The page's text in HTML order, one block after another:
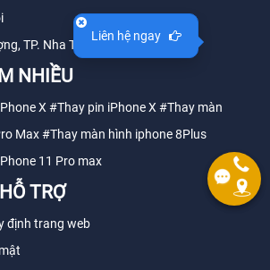
TP. Nha Trang, Tỉnh Khánh Hòa
NHIỀU
X#Thay pin iPhone X#Thay màn
Max#Thay màn hình iphone 8Plus
11 Pro max
TRỢ
định trang web
Liên hệ ngay